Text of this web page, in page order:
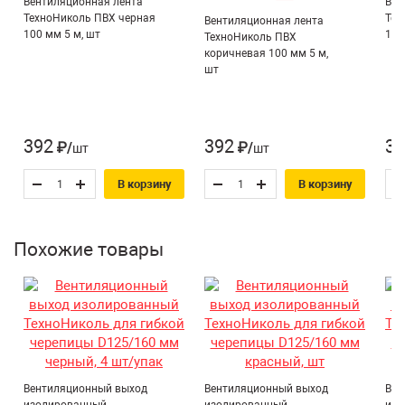
Преимущества:
Высокая воздухопроводимость;
Диапазон рабочих температур от -50°С до +90°С;
Стойкость к выцветанию;
Область применения* : Гибкая черепица
Для воздухообмена
ТехноНиколь ПВХ черная
100 мм 5 м, шт
392 ₽/шт
В корзину
Вентиляционная лента
ТехноНиколь ПВХ
коричневая 100 мм 5 м,
шт
392 ₽/шт
В корзину
Похожие товары
Вентиляционный выход
Вентиляционный выход